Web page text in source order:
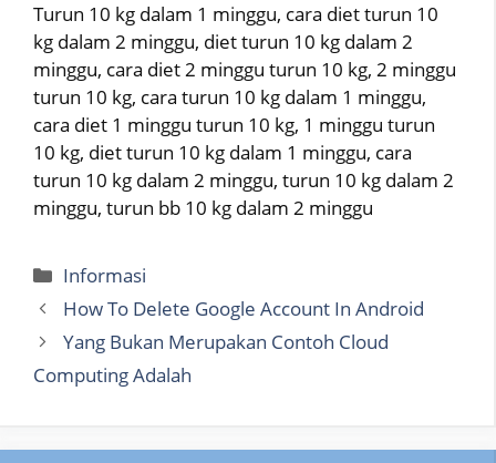
Turun 10 kg dalam 1 minggu, cara diet turun 10
kg dalam 2 minggu, diet turun 10 kg dalam 2
minggu, cara diet 2 minggu turun 10 kg, 2 minggu
turun 10 kg, cara turun 10 kg dalam 1 minggu,
cara diet 1 minggu turun 10 kg, 1 minggu turun
10 kg, diet turun 10 kg dalam 1 minggu, cara
turun 10 kg dalam 2 minggu, turun 10 kg dalam 2
minggu, turun bb 10 kg dalam 2 minggu
Categories
Informasi
How To Delete Google Account In Android
Yang Bukan Merupakan Contoh Cloud
Computing Adalah